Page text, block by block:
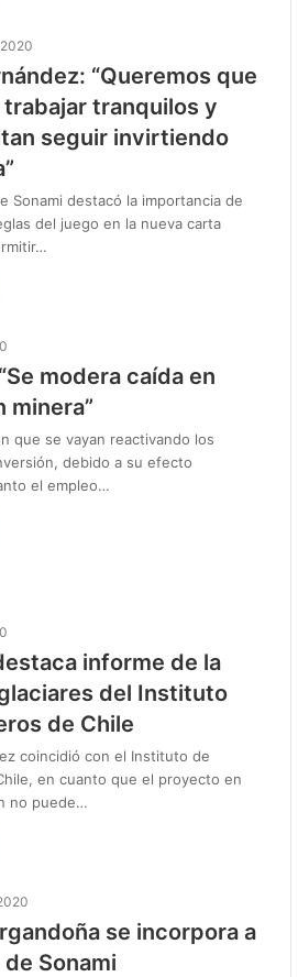
“Queremos que
tranquilos y
seguir invirtiendo
Sonami destacó la importancia de
del juego en la nueva carta
modera caída en
minera”
que se vayan reactivando los
debido a su efecto
el empleo…
informe de la
del Instituto
de Chile
coincidió con el Instituto de
en cuanto que el proyecto en
no puede…
se incorpora a
Sonami